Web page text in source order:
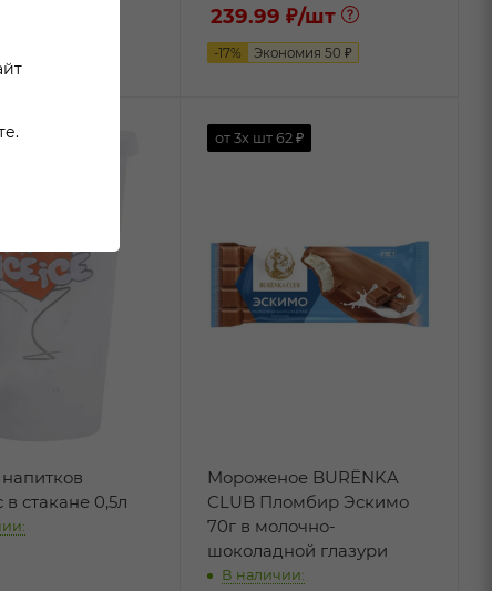
239.99 ₽/шт
-17% Экономия 50 ₽
стакане 0,5л
от 3х шт 62 ₽
Мороженое BURЁNKA
CLUB Пломбир Эскимо
70г в молочно-
шоколадной глазури
В наличии: